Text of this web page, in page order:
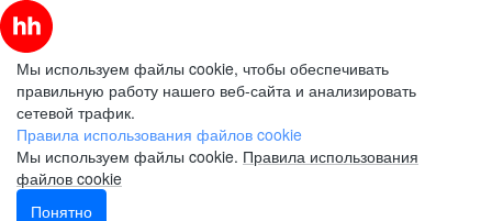
Мы используем файлы cookie, чтобы обеспечивать
правильную работу нашего веб-сайта и анализировать
сетевой трафик.
Правила использования файлов cookie
Мы используем файлы cookie. Правила использования
файлов cookie
Понятно